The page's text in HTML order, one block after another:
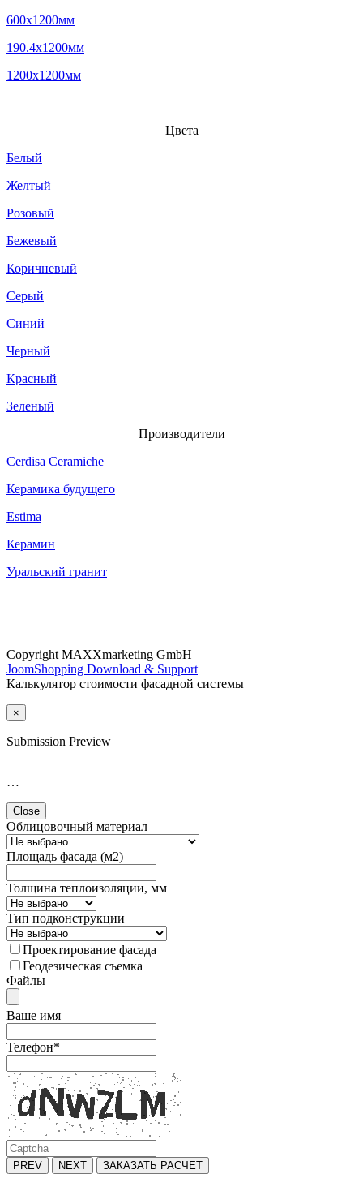
600x1200мм
190.4x1200мм
1200x1200мм
Цвета
Белый
Желтый
Розовый
Бежевый
Коричневый
Серый
Синий
Черный
Красный
Зеленый
Производители
Cerdisa Ceramiche
Керамика будущего
Estima
Керамин
Уральский гранит
Copyright MAXXmarketing GmbH
JoomShopping Download & Support
Калькулятор стоимости фасадной системы
×
Submission Preview
…
Close
Облицовочный материал
Площадь фасада (м2)
Толщина теплоизоляции, мм
Тип подконструкции
Проектирование фасада
Геодезическая съемка
Файлы
Ваше имя
Телефон*
PREV NEXT ЗАКАЗАТЬ РАСЧЕТ